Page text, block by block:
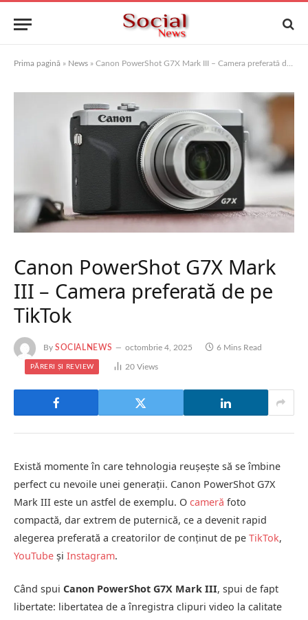
Prima pagină » News » Canon PowerShot G7X Mark III – Camera preferată de pe TikTok
Canon PowerShot G7X Mark
III – Camera preferată de pe
TikTok
By SOCIALNEWS octombrie 4, 2025 6 Mins Read
PĂRERI ȘI REVIEW 20Views
Există momente în care tehnologia reușește să se îmbine
perfect cu nevoile unei generații. Canon PowerShot G7X
Mark III este un astfel de exemplu. O cameră foto
compactă, dar extrem de puternică, ce a devenit rapid
alegerea preferată a creatorilor de conținut de pe TikTok,
YouTube și Instagram.
Când spui Canon PowerShot G7X Mark III, spui de fapt
libertate: libertatea de a înregistra clipuri video la calitate